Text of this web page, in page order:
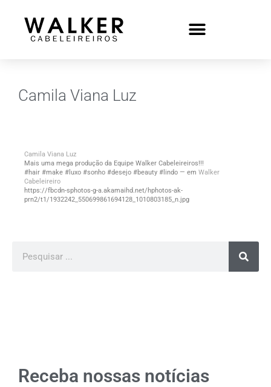
Camila Viana Luz
Camila Viana Luz
Mais uma mega produção da Equipe Walker Cabeleireiros!!!
#hair #make #luxo #sonho #desejo #beauty #lindo — em Walker
Cabeleireiro
https://fbcdn-sphotos-g-a.akamaihd.net/hphotos-ak-
prn2/t1/1932242_550699861694128_1010803185_n.jpg
Receba nossas notícias